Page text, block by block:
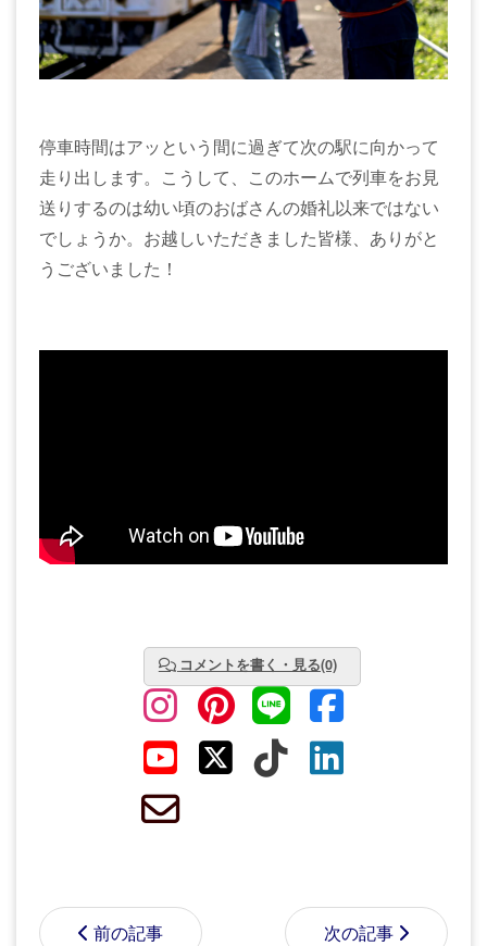
停車時間はアッという間に過ぎて次の駅に向かって
走り出します。こうして、このホームで列車をお見
送りするのは幼い頃のおばさんの婚礼以来ではない
でしょうか。お越しいただきました皆様、ありがと
うございました！
コメントを書く・見る(0)
前の記事 次の記事